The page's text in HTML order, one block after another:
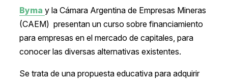
Byma y la Cámara Argentina de Empresas Mineras
(CAEM) presentan un curso sobre financiamiento
para empresas en el mercado de capitales, para
conocer las diversas alternativas existentes.
Se trata de una propuesta educativa para adquirir